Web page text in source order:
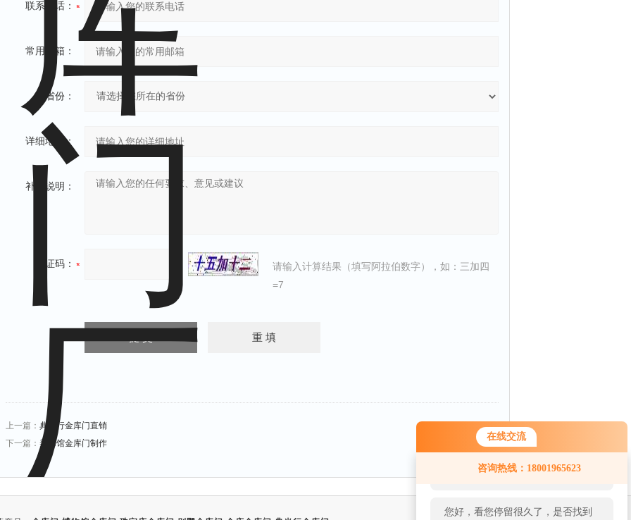
在线交流
咨询热线：18001965623
服务，请问您要咨询什么问题呢？
您好，看您停留很久了，是否找到
联系电话：
常用邮箱：
省份：
详细地址：
补充说明：
验证码：
请输入计算结果（填写阿拉伯数字），如：三加四
=7
上一篇： 典当行金库门直销
下一篇： 美术馆金库门制作
返回